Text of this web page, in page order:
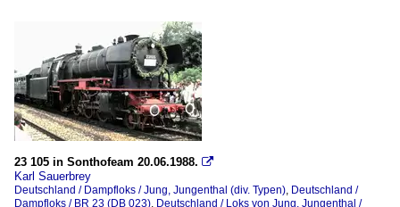
23 105 in Sonthofeam 20.06.1988. 
Karl Sauerbrey
Deutschland / Dampfloks / Jung, Jungenthal (div. Typen) Deutschland /
Dampfloks / BR 23 (DB 023) Deutschland / Loks von Jung, Jungenthal /